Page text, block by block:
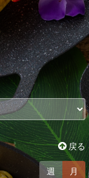
戻る
週 月